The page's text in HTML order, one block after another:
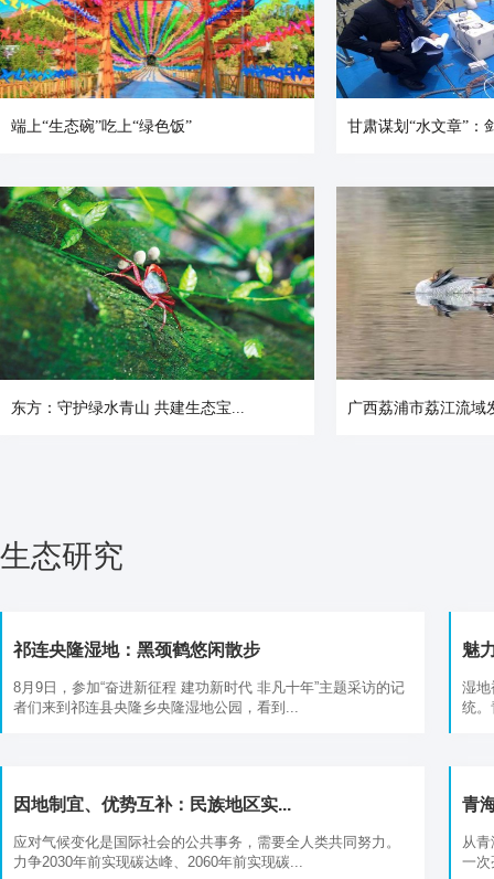
端上“生态碗”吃上“绿色饭” 甘肃谋划“水文章”：
东方：守护绿水青山 共建生态宝... 广西荔浦市荔江流域
生态研究
祁连央隆湿地：黑颈鹤悠闲散步
8月9日，参加“奋进新征程 建功新时代 非凡十年”主题采访的记
者们来到祁连县央隆乡央隆湿地公园，看到...
魅
湿地
统。
因地制宜、优势互补：民族地区实...
应对气候变化是国际社会的公共事务，需要全人类共同努力。
力争2030年前实现碳达峰、2060年前实现碳...
青
从
一次